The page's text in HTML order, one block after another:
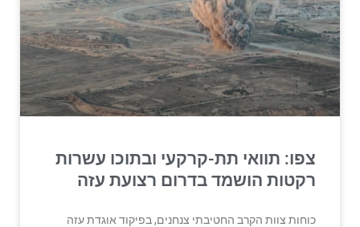
צפו: תוואי תת-קרקעי ובתוכו עשרות
רקטות הושמד בדרום רצועת עזה
כוחות צוות הקרב החטיבתי צנחנים, בפיקוד אוגדת עזה